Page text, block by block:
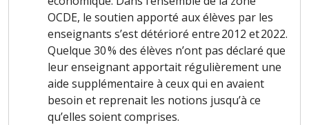
OCDE, le soutien apporté aux élèves par les
enseignants s’est détérioré entre 2012 et 2022.
Quelque 30 % des élèves n’ont pas déclaré que
leur enseignant apportait régulièrement une
aide supplémentaire à ceux qui en avaient
besoin et reprenait les notions jusqu’à ce
qu’elles soient comprises.